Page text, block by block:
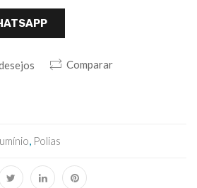
Comparar
, Polias